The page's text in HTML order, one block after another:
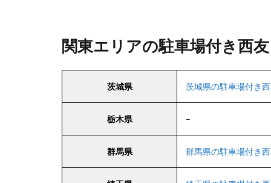
関東エリアの駐車場付き西友
茨城県 茨城県の駐車場付き
栃木県 –
群馬県 群馬県の駐車場付き